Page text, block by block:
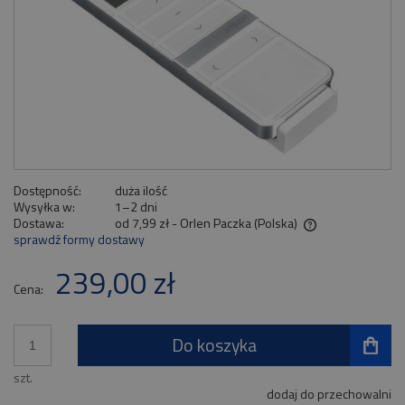
Dostępność:
duża ilość
Wysyłka w:
1–2 dni
Dostawa:
od 7,99 zł - Orlen Paczka (Polska)
Cena nie zawiera ewentualnych kosztów płatności
sprawdź formy dostawy
Cena: 239,00 zł
szt.
Do koszyka
dodaj do przechowalni